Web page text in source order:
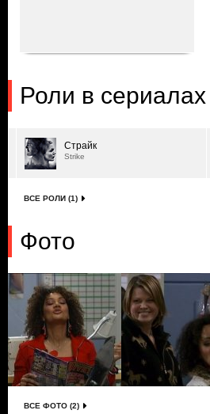
Роли в сериалах
Страйк
Strike
ВСЕ РОЛИ (1)
Фото
ВСЕ ФОТО (2)